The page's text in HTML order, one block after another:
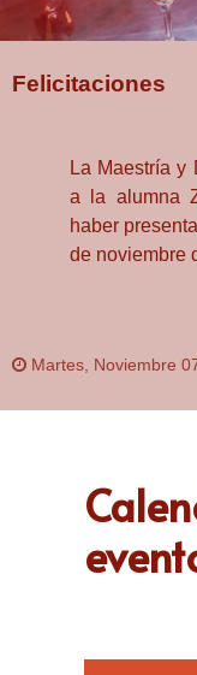
Felicitaciones
La Maestría y
a la alumna
haber
de noviembre
Martes, Noviembre